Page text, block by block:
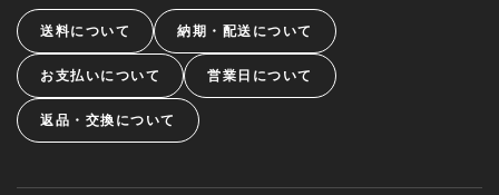
送料について 納期・配送について
お支払いについて 営業日について
返品・交換について